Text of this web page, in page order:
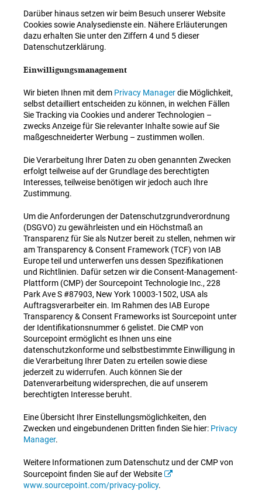
Darüber hinaus setzen wir beim Besuch unserer Website
Cookies sowie Analysedienste ein. Nähere Erläuterungen
dazu erhalten Sie unter den Ziffern 4 und 5 dieser
Datenschutzerklärung.
Einwilligungsmanagement
Wir bieten Ihnen mit dem Privacy Managerdie Möglichkeit,
selbst detailliert entscheiden zu können, in welchen Fällen
Sie Tracking via Cookies und anderer Technologien –
zwecks Anzeige für Sie relevanter Inhalte sowie auf Sie
maßgeschneiderter Werbung – zustimmen wollen.
Die Verarbeitung Ihrer Daten zu oben genannten Zwecken
erfolgt teilweise auf der Grundlage des berechtigten
Interesses, teilweise benötigen wir jedoch auch Ihre
Zustimmung.
Um die Anforderungen der Datenschutzgrundverordnung
(DSGVO) zu gewährleisten und ein Höchstmaß an
Transparenz für Sie als Nutzer bereit zu stellen, nehmen wir
am Transparency & Consent Framework (TCF) von IAB
Europe teil und unterwerfen uns dessen Spezifikationen
und Richtlinien. Dafür setzen wir die Consent-Management-
Plattform (CMP) der Sourcepoint Technologie Inc., 228
Park Ave S #87903, New York 10003-1502, USA als
Auftragsverarbeiter ein. Im Rahmen des IAB Europe
Transparency & Consent Frameworks ist Sourcepoint unter
der Identifikationsnummer 6 gelistet. Die CMP von
Sourcepoint ermöglicht es Ihnen uns eine
datenschutzkonforme und selbstbestimmte Einwilligung in
die Verarbeitung Ihrer Daten zu erteilen sowie diese
jederzeit zu widerrufen. Auch können Sie der
Datenverarbeitung widersprechen, die auf unserem
berechtigten Interesse beruht.
Eine Übersicht Ihrer Einstellungsmöglichkeiten, den
Zwecken und eingebundenen Dritten finden Sie hier: Privacy
Manager.
Weitere Informationen zum Datenschutz und der CMP von
Sourcepoint finden Sie auf der Website
www.sourcepoint.com/privacy-policy.